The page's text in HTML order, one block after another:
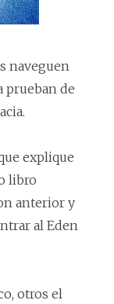
naveguen
prueban de
explique
libro
anterior y
al Eden
otros el